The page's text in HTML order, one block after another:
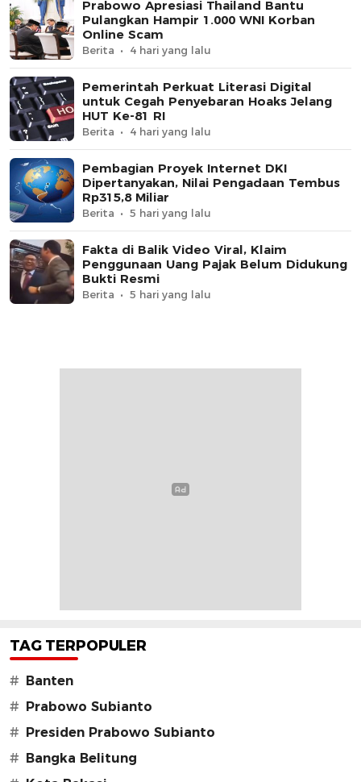
Prabowo Apresiasi Thailand Bantu
Pulangkan Hampir 1.000 WNI Korban
Online Scam
Berita 4 hari yang lalu
Pemerintah Perkuat Literasi Digital
untuk Cegah Penyebaran Hoaks Jelang
HUT Ke-81 RI
Berita 4 hari yang lalu
Pembagian Proyek Internet DKI
Dipertanyakan, Nilai Pengadaan Tembus
Rp315,8 Miliar
Berita 5 hari yang lalu
Fakta di Balik Video Viral, Klaim
Penggunaan Uang Pajak Belum Didukung
Bukti Resmi
Berita 5 hari yang lalu
TAG TERPOPULER
# Banten
# Prabowo Subianto
# Presiden Prabowo Subianto
# Bangka Belitung